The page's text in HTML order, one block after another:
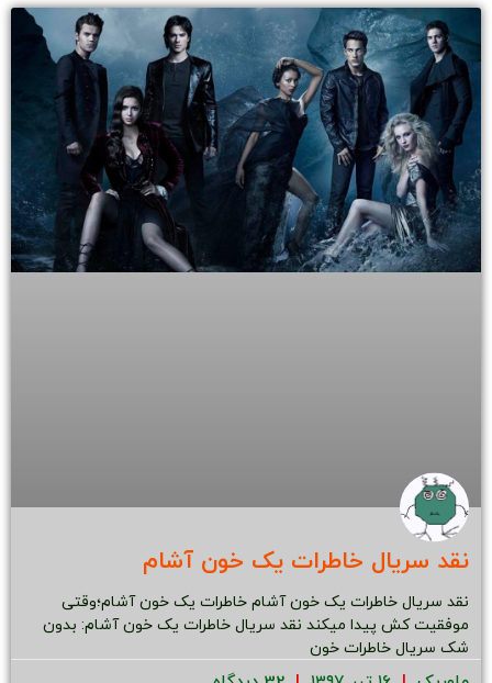
نقد سریال خاطرات یک خون آشام
نقد سریال خاطرات یک خون آشام خاطرات یک خون آشام؛وقتی
موفقیت کش پیدا میکند نقد سریال خاطرات یک خون آشام: بدون
شک سریال خاطرات خون